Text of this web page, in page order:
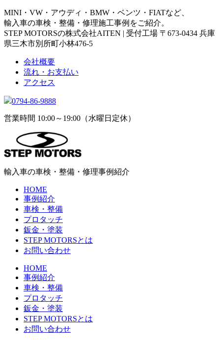
MINI・VW・アウディ・BMW・ベンツ・FIATなど、
輸入車の車検・整備・修理施工事例をご紹介。
STEP MOTORSの株式会社AITEN | 受付工場 〒673-0434 兵庫
県三木市別所町小林476-5
会社概要
流れ・お支払い
アクセス
0794-86-9888
営業時間 10:00～19:00（水曜日定休）
輸入車の車検・整備・修理事例紹介
HOME
事例紹介
車検・整備
プロタッチ
鈑金・塗装
STEP MOTORSとは
お問い合わせ
HOME
事例紹介
車検・整備
プロタッチ
鈑金・塗装
STEP MOTORSとは
お問い合わせ